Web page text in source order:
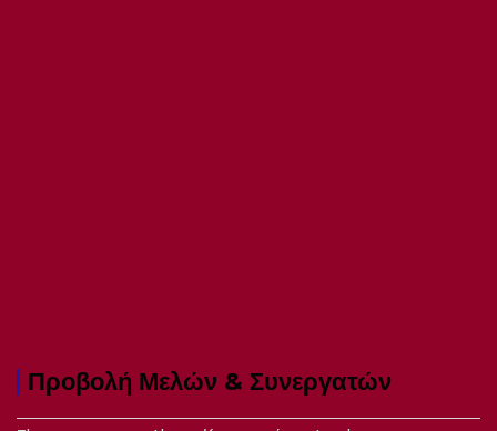
Προβολή Μελών & Συνεργατών